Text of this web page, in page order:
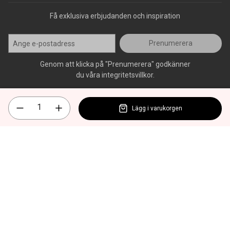
Få exklusiva erbjudanden och inspiration
Prenumerera
Genom att klicka på "Prenumerera" godkänner
du våra integritetsvillkor.
Lägg i varukorgen